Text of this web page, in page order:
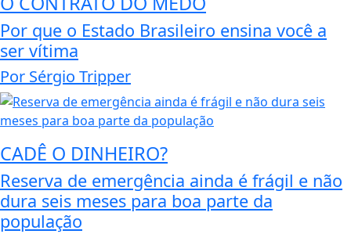
Por que o Estado Brasileiro ensina você a
ser vítima
Por Sérgio Tripper
CADÊ O DINHEIRO?
Reserva de emergência ainda é frágil e não
dura seis meses para boa parte da
população